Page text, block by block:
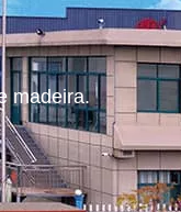
madeira.